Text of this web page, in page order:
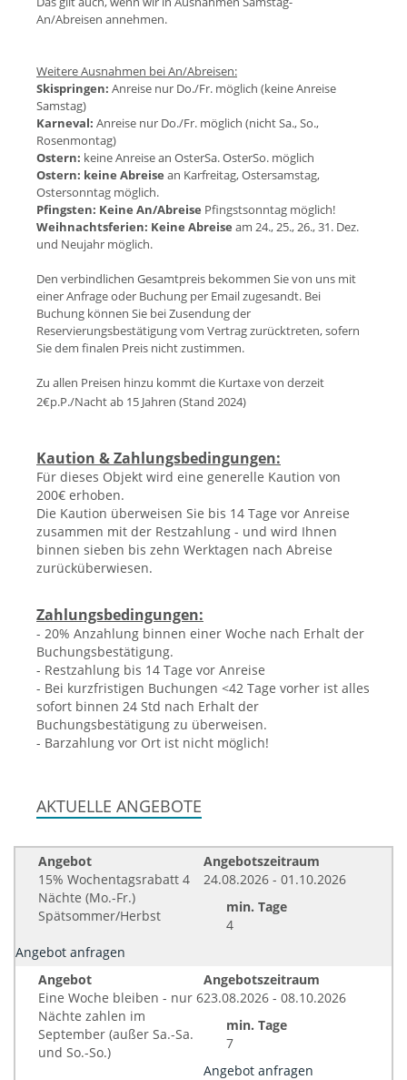
An/Abreisen annehmen.
Weitere Ausnahmen bei An/Abreisen:
Skispringen: Anreise nur Do./Fr. möglich (keine Anreise
Samstag)
Karneval: Anreise nur Do./Fr. möglich (nicht Sa., So.,
Rosenmontag)
Ostern: keine Anreise an OsterSa. OsterSo. möglich
Ostern: keine Abreise an Karfreitag, Ostersamstag,
Ostersonntag möglich.
Pfingsten: Keine An/Abreise Pfingstsonntag möglich!
Weihnachtsferien: Keine Abreise am 24., 25., 26., 31. Dez.
und Neujahr möglich.
Den verbindlichen Gesamtpreis bekommen Sie von uns mit
einer Anfrage oder Buchung per Email zugesandt. Bei
Buchung können Sie bei Zusendung der
Reservierungsbestätigung vom Vertrag zurücktreten, sofern
Sie dem finalen Preis nicht zustimmen.
Zu allen Preisen hinzu kommt die Kurtaxe von derzeit
2€p.P./Nacht ab 15 Jahren (Stand 2024)
Kaution & Zahlungsbedingungen:
Für dieses Objekt wird eine generelle Kaution von
200€ erhoben.
Die Kaution überweisen Sie bis 14 Tage vor Anreise
zusammen mit der Restzahlung - und wird Ihnen
binnen sieben bis zehn Werktagen nach Abreise
zurücküberwiesen.
Zahlungsbedingungen:
- 20% Anzahlung binnen einer Woche nach Erhalt der
Buchungsbestätigung.
- Restzahlung bis 14 Tage vor Anreise
- Bei kurzfristigen Buchungen <42 Tage vorher ist alles
sofort binnen 24 Std nach Erhalt der
Buchungsbestätigung zu überweisen.
- Barzahlung vor Ort ist nicht möglich!
AKTUELLE ANGEBOTE
Angebot
15% Wochentagsrabatt 4
Nächte (Mo.-Fr.)
Spätsommer/Herbst
Angebotszeitraum
24.08.2026 - 01.10.2026
min. Tage
4
Angebot anfragen
Angebot
Eine Woche bleiben - nur 6
Nächte zahlen im
September (außer Sa.-Sa.
und So.-So.)
Angebotszeitraum
23.08.2026 - 08.10.2026
min. Tage
7
Angebot anfragen